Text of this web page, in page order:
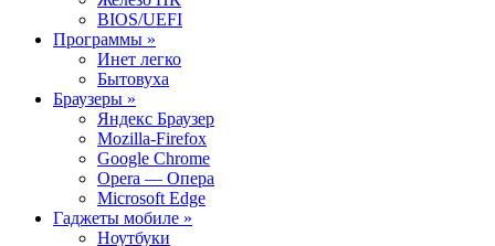
BIOS/UEFI
Программы »
Инет легко
Бытовуха
Браузеры »
Яндекс Браузер
Mozilla-Firefox
Google Chrome
Opera — Опера
Microsoft Edge
Гаджеты мобиле »
Ноутбуки